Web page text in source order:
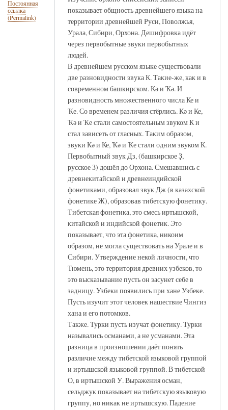
Постоянная
ссылка
(Permalink)
показывает общность древнейшего языка на
территории древнейшей Руси, Поволжья,
Урала, Сибири, Орхона. Дешифровка идёт
через первобытные звуки первобытных
людей.
В древнейшем русском языке существовали
две разновидности звука К. Такие-же, как и в
современном башкирском. Кә и Ҡә. И
разновидность множественного числа Ке и
Ҡе. Со временем различия стёрлись. Кә и Ке,
Ҡә и Ҡе стали самостоятельным звуком К и
стал зависеть от гласных. Таким образом,
звуки Кә и Ке, Ҡә и Ҡе стали одним звуком К.
Первобытный звук Дз, (башкирское Ҙ,
русское З) дошёл до Орхона. Смешавшись с
древнекитайской и древнеиндийской
фонетиками, образовал звук Дж (в казахской
фонетике Ж), образовав тибетскую фонетику.
Тибетская фонетика, это смесь иртышской,
китайской и индийской фонетик. Это
показывает, что эта фонетика, никоим
образом, не могла существовать на Урале и в
Сибири. Утверждение некой личности, что
Тюмень, это территория древних узбеков, то
это высказывание пусть он засунет себе в
задницу. Узбеки появились при хане Узбеке.
Пусть изучит этот человек нашествие Чингиз
хана и его потомков.
Также. Турки пусть изучат фонетику. Турки
назывались османами, а не усманами. Эта
разница в произношении даёт понять
различие между тибетской языковой группой
и иртышской языковой группой. В тибетской
О, в иртышской У. Выражения осман,
сельджук показывает на тибетскую языковую
группу, но никак не иртышскую. Падение